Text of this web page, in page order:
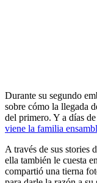
Durante su segundo
sobre cómo la llegada
del primero. Y a días
viene la familia
A través de sus stories
ella también le cuesta
compartió una tierna